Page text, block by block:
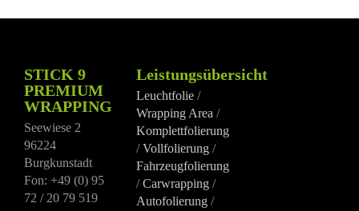
STICK 9
PREMIUM
WRAPPING
Seewiese 2
96224
Burgkunstadt
Fon: +49 (0) 95
72 / 20 79 519
Leistungsübersicht
Leuchtfolie/
Wrapping Area /
Komplettfolierung
/Vollfolierung/
Fahrzeugfolierung
/Carwrapping/
Autofolierung/